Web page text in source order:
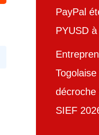
PayPal
PYUSD
décroche
SIEF